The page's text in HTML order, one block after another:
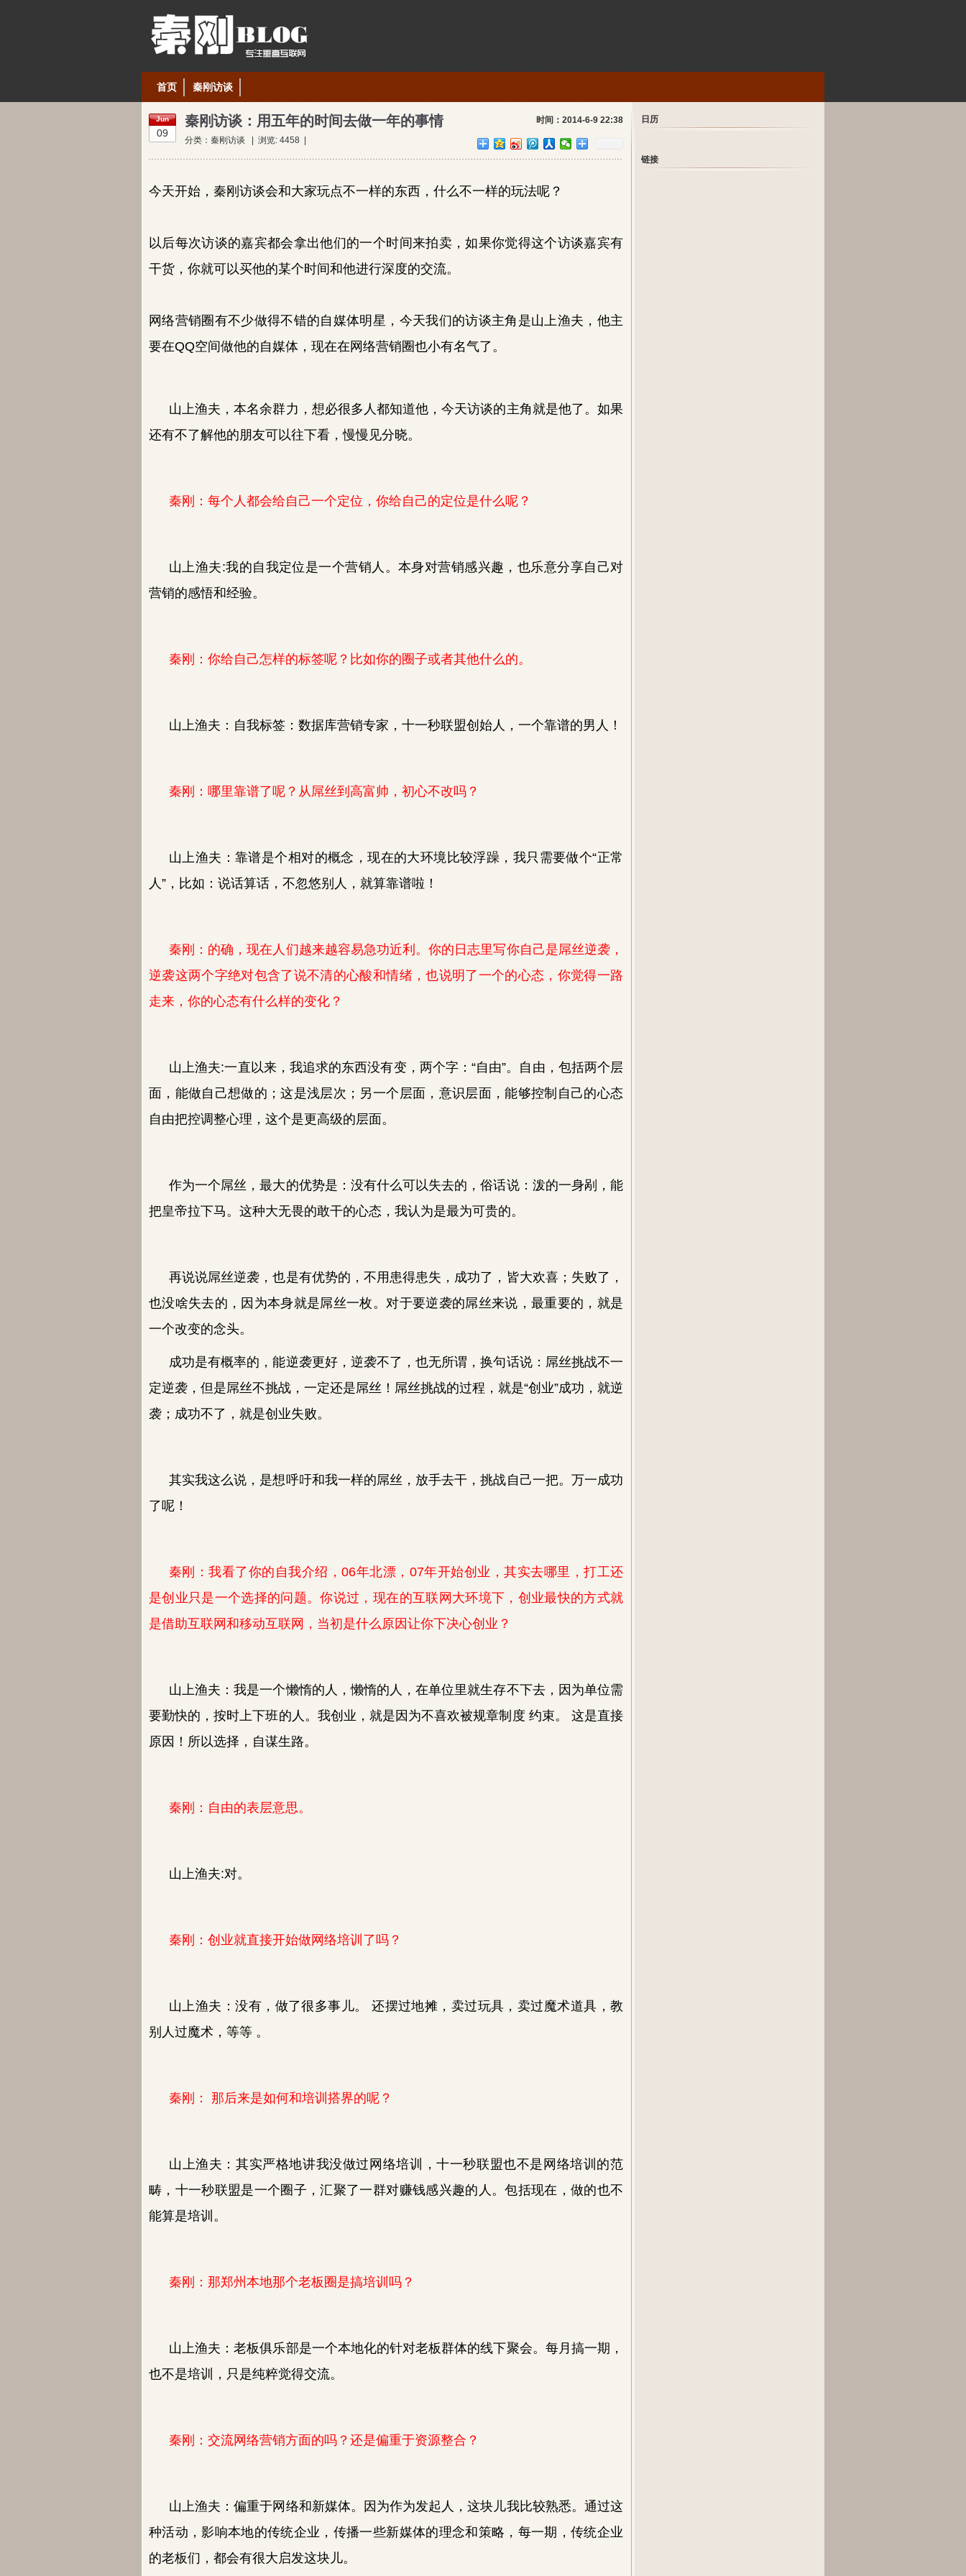
首页 秦刚访谈
Jun
09
时间：2014-6-9 22:38
秦刚访谈：用五年的时间去做一年的事情
分类： 秦刚访谈 | 浏览: 4458
今天开始，秦刚访谈会和大家玩点不一样的东西，什么不一样的玩法呢？
以后每次访谈的嘉宾都会拿出他们的一个时间来拍卖，如果你觉得这个访谈嘉宾有
干货，你就可以买他的某个时间和他进行深度的交流。
网络营销圈有不少做得不错的自媒体明星，今天我们的访谈主角是山上渔夫，他主
要在QQ空间做他的自媒体，现在在网络营销圈也小有名气了。
山上渔夫，本名余群力，想必很多人都知道他，今天访谈的主角就是他了。如果
还有不了解他的朋友可以往下看，慢慢见分晓。
秦刚：每个人都会给自己一个定位，你给自己的定位是什么呢？
山上渔夫:我的自我定位是一个营销人 。 本身对营销感兴趣，也乐意分享自己对
营销的感悟和经验。
秦刚：你给自己怎样的标签呢？比如你的圈子或者其他什么的。
山上渔夫： 自我标签：数据库营销专家，十一秒联盟创始人，一个靠谱的男人！
秦刚：哪里靠谱了呢？从屌丝到高富帅，初心不改吗？
山上渔夫：靠谱是个相对的概念，现在的大环境比较浮躁，我只需要做个“正常
人”，比如：说话算话，不忽悠别人，就算靠谱啦！
秦刚：的确，现在人们越来越容易急功近利 。你的日志里写你自己是屌丝逆袭，
逆袭这两个字绝对包含了说不清的心酸和情绪，也说明了一个的心态，你觉得一路
走来，你的心态有什么样的变化？
山上渔夫:一直以来，我追求的东西没有变，两个字：“自由”。自由，包括两个层
面，能做自己想做的；这是浅层次；另一个层面，意识层面，能够控制自己的心态
自由把控调整心理，这个是更高级的层面。
作为一个屌丝，最大的优势是：没有什么可以失去的，俗话说：泼的一身剐，能
把皇帝拉下马。这种大无畏的敢干的心态，我认为是最为可贵的。
再说说屌丝逆袭，也是有优势的，不用患得患失，成功了，皆大欢喜；失败了，
也没啥失去的，因为本身就是屌丝一枚。对于要逆袭的屌丝来说，最重要的，就是
一个改变的念头。
成功是有概率的，能逆袭更好，逆袭不了，也无所谓，换句话说：屌丝挑战不一
定逆袭，但是屌丝不挑战，一定还是屌丝！屌丝挑战的过程，就是“创业”成功，就逆
袭；成功不了，就是创业失败。
其实我这么说，是想呼吁和我一样的屌丝，放手去干，挑战自己一把。万一成功
了呢！
秦刚：我看了你的自我介绍，06年北漂，07年开始创业，其实去哪里，打工还
是创业只是一个选择的问题。你说过，现在的互联网大环境下，创业最快的方式就
是借助互联网和移动互联网，当初是什么原因让你下决心创业？
山上渔夫：我是一个懒惰的人，懒惰的人，在单位里就生存不下去，因为单位需
要勤快的，按时上下班的人。我创业，就是因为不喜欢被规章制度 约束。 这是直接
原因！所以选择，自谋生路。
秦刚：自由的表层意思。
山上渔夫:对。
秦刚：创业就直接开始做网络培训了吗？
山上渔夫：没有，做了很多事儿。 还摆过地摊，卖过玩具，卖过魔术道具，教
别人过魔术，等等 。
秦刚： 那后来是如何和培训搭界的呢？
山上渔夫：其实严格地讲我没做过网络培训，十一秒联盟也不是网络培训的范
畴，十一秒联盟是一个圈子，汇聚了一群对赚钱感兴趣的人。包括现在，做的也不
能算是培训。
秦刚：那郑州本地那个老板圈是搞培训吗？
山上渔夫：老板俱乐部是一个本地化的针对老板群体的线下聚会。 每月搞一期，
也不是培训，只是纯粹觉得交流。
秦刚：交流网络营销方面的吗 ？ 还是偏重于资源整合？
山上渔夫：偏重于网络和新媒体。 因为作为发起人，这块儿我比较熟悉。 通过这
种活动，影响本地的传统企业，传播一些新媒体的理念和策略，每一期，传统企业
的老板们，都会有很大启发这块儿。
日历
链接